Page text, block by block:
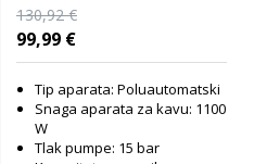
130,92 €
99,99 €
Tip aparata: Poluautomatski
Snaga aparata za kavu: 1100
W
Tlak pumpe: 15 bar